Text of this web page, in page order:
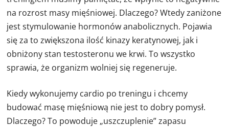
na rozrost masy mięśniowej. Dlaczego? Wtedy zaniżone
jest stymulowanie hormonów anabolicznych. Pojawia
się za to zwiększona ilość kinazy keratynowej, jak i
obniżony stan testosteronu we krwi. To wszystko
sprawia, że organizm wolniej się regeneruje.
Kiedy wykonujemy cardio po treningu i chcemy
budować masę mięśniową nie jest to dobry pomysł.
Dlaczego? To powoduje „uszczuplenie” zapasu